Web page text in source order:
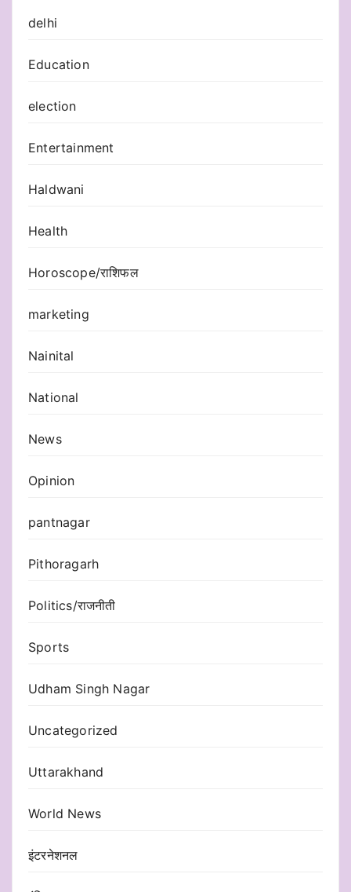
delhi
Education
election
Entertainment
Haldwani
Health
Horoscope/राशिफल
marketing
Nainital
National
News
Opinion
pantnagar
Pithoragarh
Politics/राजनीती
Sports
Udham Singh Nagar
Uncategorized
Uttarakhand
World News
इंटरनेशनल